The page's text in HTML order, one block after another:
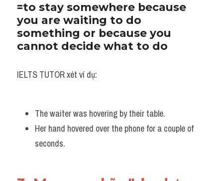
=to stay somewhere because
you are waiting to do
something or because you
cannot decide what to do
IELTS TUTOR xét ví dụ:
The waiter was hovering by their table.
Her hand hovered over the phone for a couple of
seconds.